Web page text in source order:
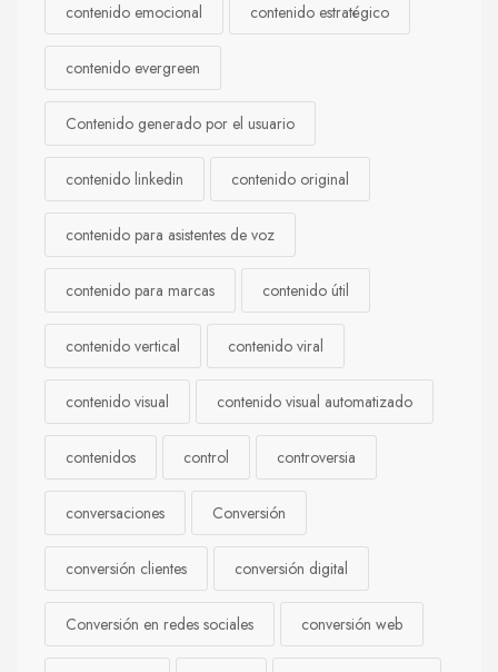
contenido emocional contenido estratégico
contenido evergreen
Contenido generado por el usuario
contenido linkedin contenido original
contenido para asistentes de voz
contenido para marcas contenido útil
contenido vertical contenido viral
contenido visual contenido visual automatizado
contenidos control controversia
conversaciones Conversión
conversión clientes conversión digital
Conversión en redes sociales conversión web